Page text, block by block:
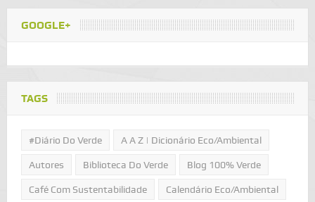
GOOGLE+
TAGS
#Diário Do Verde A A Z | Dicionário Eco/Ambiental
Autores Biblioteca Do Verde Blog 100% Verde
Café Com Sustentabilidade Calendário Eco/Ambiental